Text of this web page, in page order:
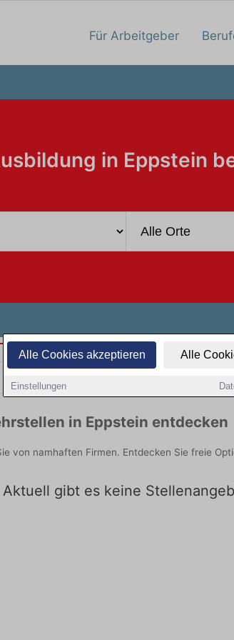
Alle Cookies akzeptieren Alle
Einstellungen
Für Arbeitgeber
in Eppstein
in Eppstein entdecken
von namhaften Firmen. Entdecken Sie freie
gibt es keine